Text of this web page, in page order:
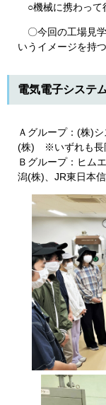
○機械に携わって
〇今回の工場見
いうイメージを持
電気電子システ
Ａグループ：(株)
(株)
※いずれも長
Ｂグループ：ヒム
潟(株)、JR東日本